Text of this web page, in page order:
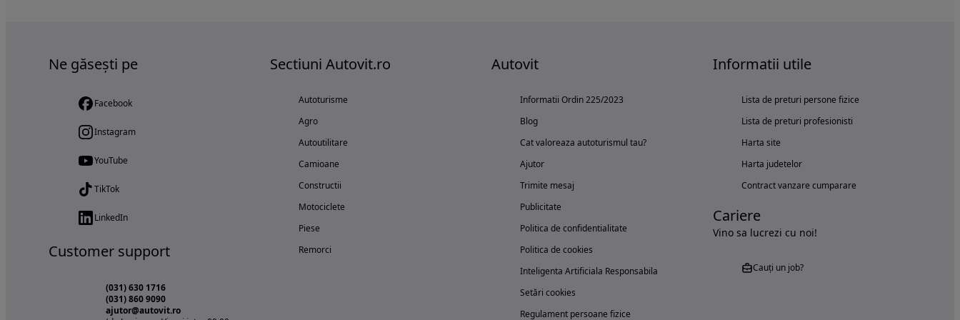
Ne găsești pe
Facebook
Instagram
YouTube
TikTok
LinkedIn
Customer support
(031) 630 1716
(031) 860 9090
ajutor@autovit.ro
Sectiuni Autovit.ro
Autoturisme
Agro
Autoutilitare
Camioane
Constructii
Motociclete
Piese
Remorci
Autovit
Informatii Ordin 225/2023
Blog
Cat valoreaza autoturismul tau?
Ajutor
Trimite mesaj
Publicitate
Politica de confidentialitate
Politica de cookies
Inteligenta Artificiala Responsabila
Setări cookies
Regulament persoane fizice
Informatii utile
Lista de preturi persone fizice
Lista de preturi profesionisti
Harta site
Harta judetelor
Contract vanzare cumparare
Cariere
Vino sa lucrezi cu noi!
Cauți un job?